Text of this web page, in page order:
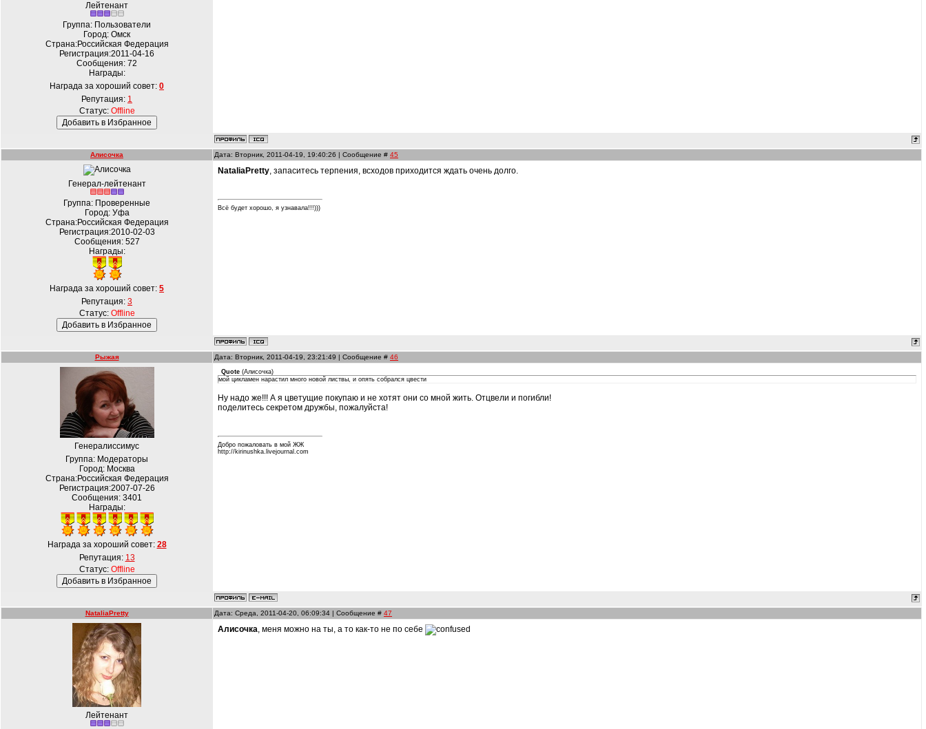
Лейтенант
Группа: Пользователи
Город: Омск
Страна:Российская Федерация
Регистрация:2011-04-16
Сообщения: 72
Награды:
Награда за хороший совет: 0
Репутация: 1
Статус: Offline
Алисочка Дата: Вторник, 2011-04-19, 19:40:26 | Сообщение # 45
Генерал-лейтенант
Группа: Проверенные
Город: Уфа
Страна:Российская Федерация
Регистрация:2010-02-03
Сообщения: 527
Награды:
Награда за хороший совет: 5
Репутация: 3
Статус: Offline
NataliaPretty, запаситесь терпения, всходов приходится ждать очень долго.
Всё будет хорошо, я узнавала!!!)))
Рыжая Дата: Вторник, 2011-04-19, 23:21:49 | Сообщение # 46
Генералиссимус
Группа: Модераторы
Город: Москва
Страна:Российская Федерация
Регистрация:2007-07-26
Сообщения: 3401
Награды:
Награда за хороший совет: 28
Репутация: 13
Статус: Offline
Quote (Алисочка)
мой цикламен нарастил много новой листвы, и опять собрался цвести
Ну надо же!!! А я цветущие покупаю и не хотят они со мной жить. Отцвели и погибли!
поделитесь секретом дружбы, пожалуйста!
Добро пожаловать в мой ЖЖ
http://kirinushka.livejournal.com
NataliaPretty Дата: Среда, 2011-04-20, 06:09:34 | Сообщение # 47
Лейтенант
Алисочка, меня можно на ты, а то как-то не по себе